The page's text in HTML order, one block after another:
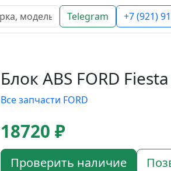
Telegram +7 (921)
Блок ABS FORD Fiesta
Все запчасти FORD
18720 ₽
Проверить наличие